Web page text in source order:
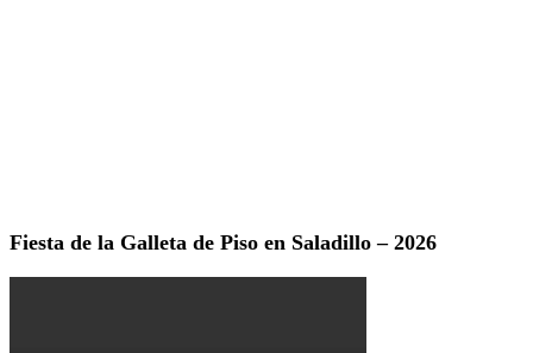
Fiesta de la Galleta de Piso en Saladillo – 2026